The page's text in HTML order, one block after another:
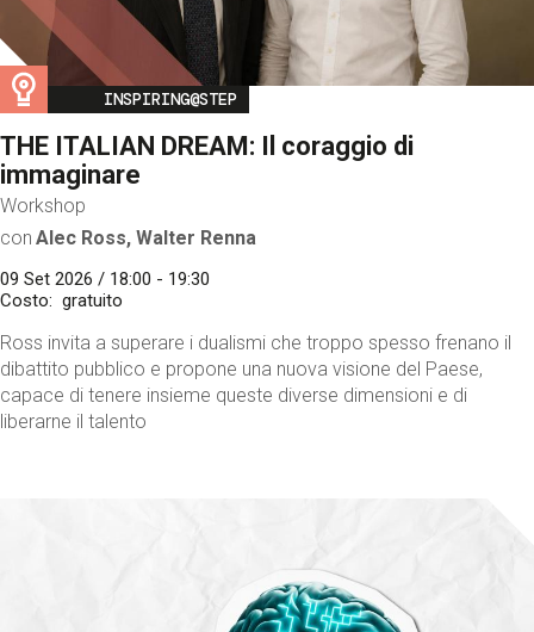
Image
INSPIRING@STEP
THE ITALIAN DREAM: Il coraggio di
immaginare
Workshop
con Alec Ross, Walter Renna
09 Set 2026 / 18:00 - 19:30
Costo
gratuito
Ross invita a superare i dualismi che troppo spesso frenano il
dibattito pubblico e propone una nuova visione del Paese,
capace di tenere insieme queste diverse dimensioni e di
liberarne il talento